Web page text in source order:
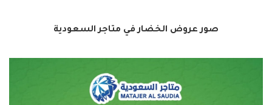
صور عروض الخضار في متاجر السعودية